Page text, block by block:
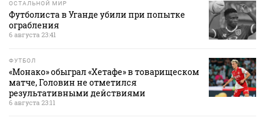
ОСТАЛЬНОЙ МИР
Футболиста в Уганде убили при попытке
ограбления
6 августа 23:41
ФУТБОЛ
«Монако» обыграл «Хетафе» в товарищеском
матче, Головин не отметился
результативными действиями
6 августа 23:11